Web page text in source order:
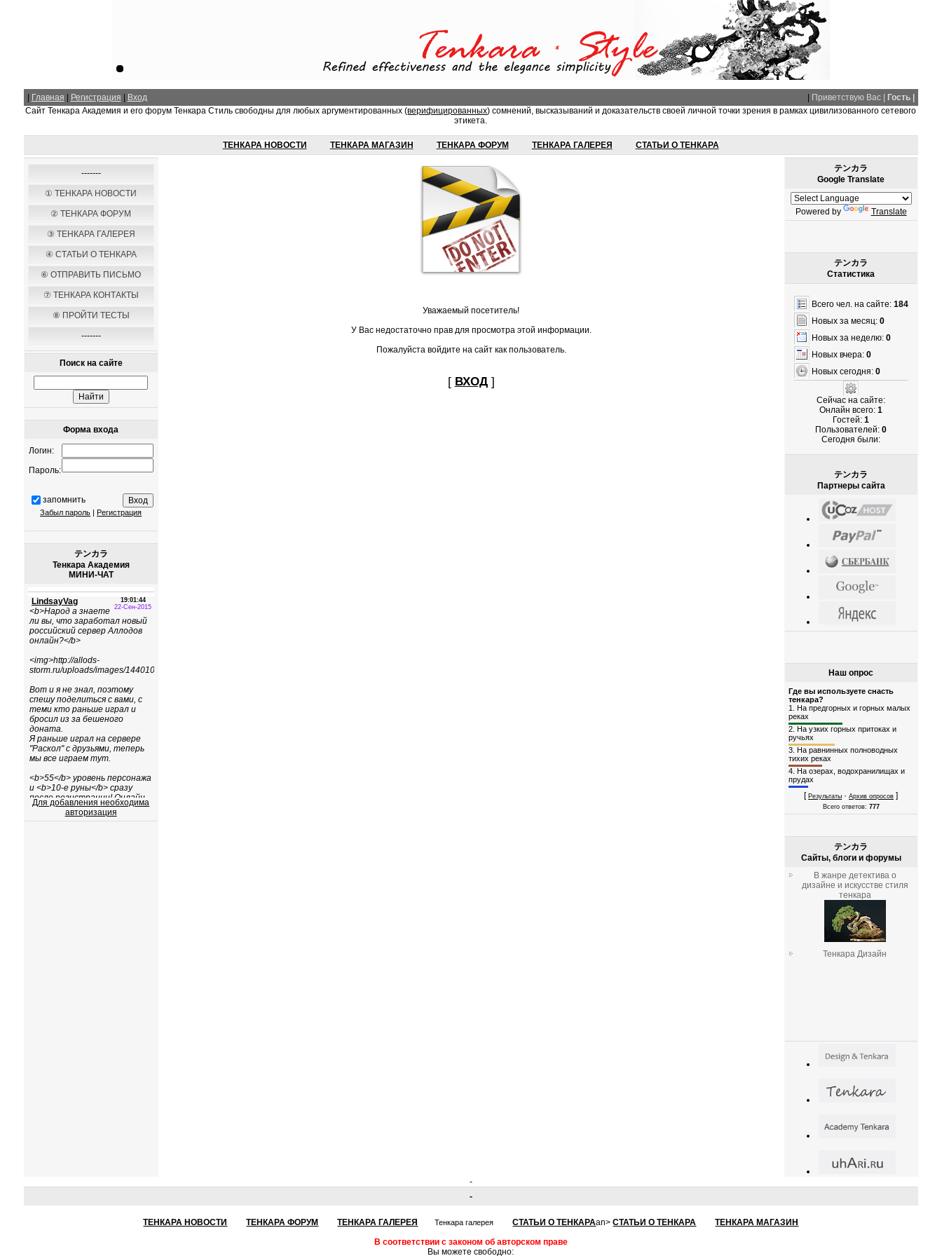
| Главная | Регистрация | Вход | Приветствую Вас | Гость |
Сайт Тенкара Академия и его форум Тенкара Стиль свободны для любых аргументированных (верифицированных) сомнений, высказываний и доказательств своей личной точки зрения в рамках цивилизованного сетевого
этикета.
ТЕНКАРА НОВОСТИ ТЕНКАРА МАГАЗИН ТЕНКАРА ФОРУМ ТЕНКАРА ГАЛЕРЕЯ СТАТЬИ О ТЕНКАРА
-------
① ТЕНКАРА НОВОСТИ
② ТЕНКАРА ФОРУМ
③ ТЕНКАРА ГАЛЕРЕЯ
④ СТАТЬИ О ТЕНКАРА
⑥ ОТПРАВИТЬ ПИСЬМО
⑦ ТЕНКАРА КОНТАКТЫ
⑧ ПРОЙТИ ТЕСТЫ
-------
Поиск на сайте
Форма входа
Логин:
Пароль:
запомнить
Забыл пароль |Регистрация
テンカラ
Тенкара Академия
МИНИ-ЧАТ
Для добавления необходима
авторизация
Уважаемый посетитель!
У Вас недостаточно прав для просмотра этой информации.
Пожалуйста войдите на сайт как пользователь.
[ ВХОД]
テンカラ
Google Translate
Powered by Translate
テンカラ
Статистика
Всего чел. на сайте: 184
Новых за месяц:0
Новых за неделю:0
Новых вчера:0
Новых сегодня:0
Сейчас на сайте:
Онлайн всего:1
Гостей:1
Пользователей:0
Cегодня были:
テンカラ
Партнеры сайта
Наш опрос
Где вы используете снасть
тенкара?
1. На предгорных и горных малых
реках
2. На узких горных притоках и
ручьях
3. На равнинных полноводных
тихих реках
4. На озерах, водохранилищах и
прудах
[Результаты ·Архив опросов ]
Всего ответов: 777
テンカラ
Сайты, блоги и форумы
В жанре детектива о
дизайне и искусстве стиля
тенкара
Тенкара Дизайн
-
-
ТЕНКАРА НОВОСТИ ТЕНКАРА ФОРУМ ТЕНКАРА ГАЛЕРЕЯ Тенкара галерея СТАТЬИ О ТЕНКАРАan>СТАТЬИ О ТЕНКАРА
ТЕНКАРА МАГАЗИН
В соответствии с законом об авторском праве
Вы можете свободно: